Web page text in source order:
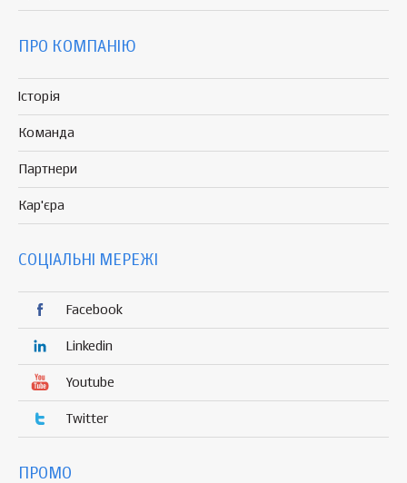
ПРО КОМПАНІЮ
Історія
Команда
Партнери
Кар'єра
СОЦІАЛЬНІ МЕРЕЖІ
Facebook
Linkedin
Youtube
Twitter
ПРОМО